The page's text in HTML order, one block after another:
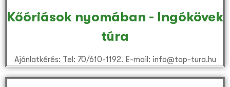
Kőóriások nyomában - Ingókövek
túra
Ajánlatkérés: Tel: 70/610-1192. E-mail: info@top-tura.hu